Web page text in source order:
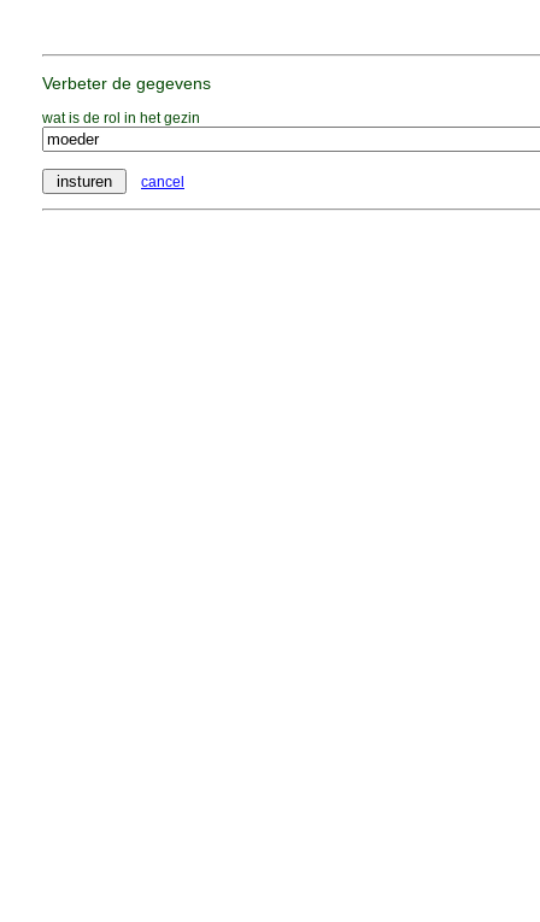
Verbeter de gegevens
wat is de rol in het gezin
cancel